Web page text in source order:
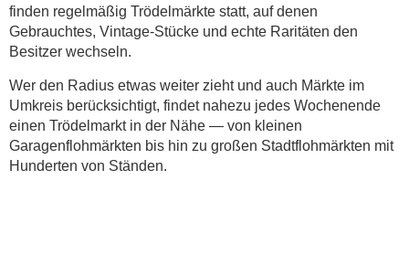
finden regelmäßig Trödelmärkte statt, auf denen
Gebrauchtes, Vintage-Stücke und echte Raritäten den
Besitzer wechseln.
Wer den Radius etwas weiter zieht und auch Märkte im
Umkreis berücksichtigt, findet nahezu jedes Wochenende
einen Trödelmarkt in der Nähe — von kleinen
Garagenflohmärkten bis hin zu großen Stadtflohmärkten mit
Hunderten von Ständen.